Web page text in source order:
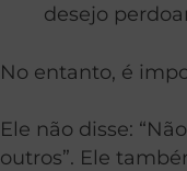
desejo
No entanto, é
Ele não disse:
outros”. Ele